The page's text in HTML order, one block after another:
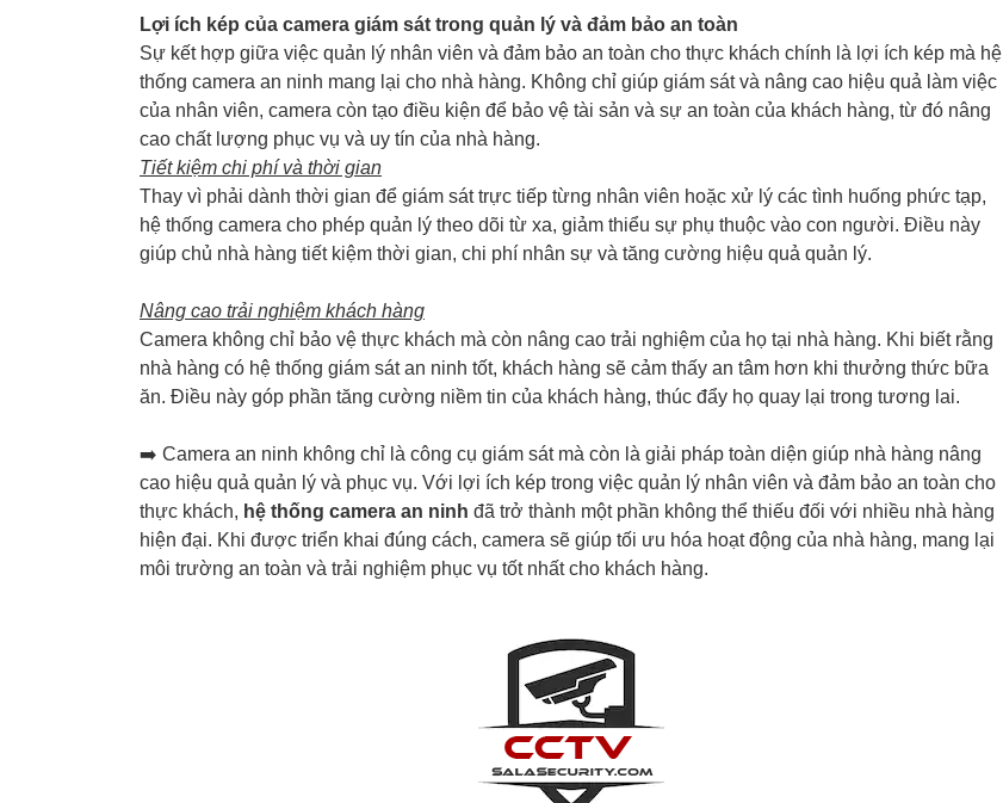
Lợi ích kép của camera giám sát trong quản lý và đảm bảo an toàn
Sự kết hợp giữa việc quản lý nhân viên và đảm bảo an toàn cho thực khách chính là lợi ích kép mà hệ
thống camera an ninh mang lại cho nhà hàng. Không chỉ giúp giám sát và nâng cao hiệu quả làm việc
của nhân viên, camera còn tạo điều kiện để bảo vệ tài sản và sự an toàn của khách hàng, từ đó nâng
cao chất lượng phục vụ và uy tín của nhà hàng.
Tiết kiệm chi phí và thời gian
Thay vì phải dành thời gian để giám sát trực tiếp từng nhân viên hoặc xử lý các tình huống phức tạp,
hệ thống camera cho phép quản lý theo dõi từ xa, giảm thiểu sự phụ thuộc vào con người. Điều này
giúp chủ nhà hàng tiết kiệm thời gian, chi phí nhân sự và tăng cường hiệu quả quản lý.
Nâng cao trải nghiệm khách hàng
Camera không chỉ bảo vệ thực khách mà còn nâng cao trải nghiệm của họ tại nhà hàng. Khi biết rằng
nhà hàng có hệ thống giám sát an ninh tốt, khách hàng sẽ cảm thấy an tâm hơn khi thưởng thức bữa
ăn. Điều này góp phần tăng cường niềm tin của khách hàng, thúc đẩy họ quay lại trong tương lai.
➡️ Camera an ninh không chỉ là công cụ giám sát mà còn là giải pháp toàn diện giúp nhà hàng nâng
cao hiệu quả quản lý và phục vụ. Với lợi ích kép trong việc quản lý nhân viên và đảm bảo an toàn cho
thực khách, hệ thống camera an ninh đã trở thành một phần không thể thiếu đối với nhiều nhà hàng
hiện đại. Khi được triển khai đúng cách, camera sẽ giúp tối ưu hóa hoạt động của nhà hàng, mang lại
môi trường an toàn và trải nghiệm phục vụ tốt nhất cho khách hàng.